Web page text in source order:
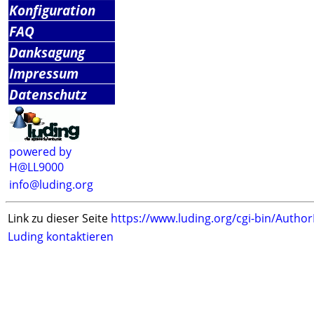
Konfiguration
FAQ
Danksagung
Impressum
Datenschutz
powered by
H@LL9000
info@luding.org
Link zu dieser Seite https://www.luding.org/cgi-bin/
Luding kontaktieren